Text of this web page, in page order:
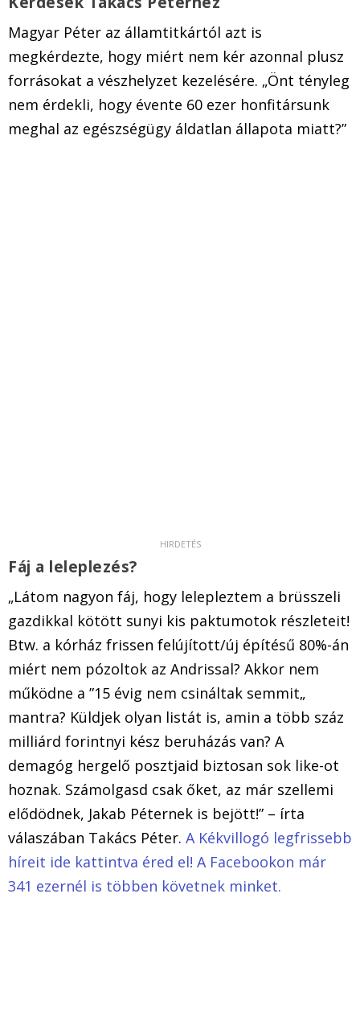
Magyar Péter az államtitkártól azt is
megkérdezte, hogy miért nem kér azonnal plusz
forrásokat a vészhelyzet kezelésére. „Önt tényleg
nem érdekli, hogy évente 60 ezer honfitársunk
meghal az egészségügy áldatlan állapota miatt?”
Fáj a leleplezés?
„Látom nagyon fáj, hogy lelepleztem a brüsszeli
gazdikkal kötött sunyi kis paktumotok részleteit!
Btw. a kórház frissen felújított/új építésű 80%-án
miért nem pózoltok az Andrissal? Akkor nem
működne a ”15 évig nem csináltak semmit„
mantra? Küldjek olyan listát is, amin a több száz
milliárd forintnyi kész beruházás van? A
demagóg hergelő posztjaid biztosan sok like-ot
hoznak. Számolgasd csak őket, az már szellemi
elődödnek, Jakab Péternek is bejött!” – írta
válaszában Takács Péter. A Kékvillogó legfrissebb
híreit ide kattintva éred el! A Facebookon már
341 ezernél is többen követnek minket.